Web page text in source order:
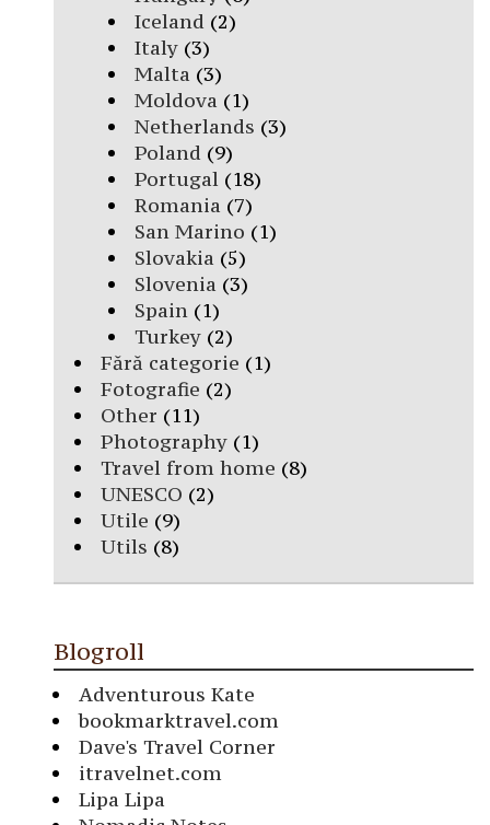
Iceland (2)
Italy(3)
Malta (3)
Moldova (1)
Netherlands (3)
Poland (9)
Portugal(18)
Romania (7)
San Marino (1)
Slovakia (5)
Slovenia (3)
Spain(1)
Turkey(2)
Fără categorie (1)
Fotografie (2)
Other (11)
Photography (1)
Travel from home (8)
UNESCO (2)
Utile (9)
Utils (8)
Blogroll
Adventurous Kate
bookmarktravel.com
Dave's Travel Corner
itravelnet.com
Lipa Lipa